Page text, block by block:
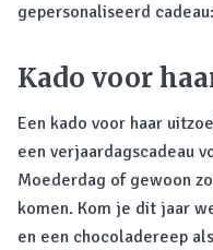
gepersonaliseerd
Kado voor
Een kado voor haar
een verjaardagscadeau
Moederdag of gewoon
komen. Kom je dit jaar
en een chocoladereep